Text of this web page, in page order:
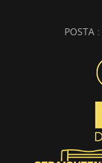
POSTA :